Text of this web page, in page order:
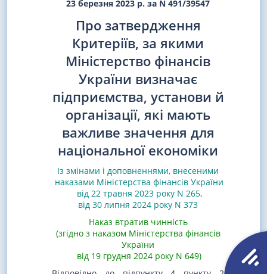
23 березня 2023 р. за N 491/39547
Про затвердження
Критеріїв, за якими
Міністерство фінансів
України визначає
підприємства, установи й
організації, які мають
важливе значення для
національної економіки
Із змінами і доповненнями, внесеними
наказами Міністерства фінансів України
від 22 травня 2023 року N 265,
від 30 липня 2024 року N 373
Наказ втратив чинність
(згідно з наказом Міністерства фінансів
України
від 19 грудня 2024 року N 649)